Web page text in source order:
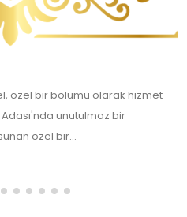
özel bir bölümü olarak hizmet
unutulmaz bir
özel bir...